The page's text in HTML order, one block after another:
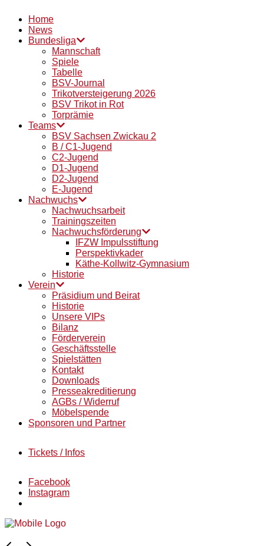
Home
News
Bundesliga
Mannschaft
Spiele
Tabelle
BSV-Journal
Trikotversteigerung 2026
BSV Trikot in Rot
Torprämie
Teams
BSV Sachsen Zwickau 2
B / C1-Jugend
C2-Jugend
D1-Jugend
D2-Jugend
E-Jugend
Nachwuchs
Nachwuchsarbeit
Trainingszeiten
Nachwuchsförderung
IFZW Impulsstiftung
Perspektivkader
Käthe-Kollwitz-Gymnasium
Historie
Verein
Präsidium und Beirat
Historie
Unsere VIPs
Bilanz
Förderverein
Geschäftsstelle
Spielstätten
Kontakt
Downloads
Presseakreditierung
AGBs / Widerruf
Möbelspende
Sponsoren und Partner
Tickets / Infos
Facebook
Instagram